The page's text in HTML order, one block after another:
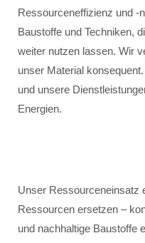
Ressourceneffizienz und -
Baustoffe und Techniken,
weiter nutzen lassen. Wir
unser Material
und unsere
Energien.
Unser Ressourceneinsatz
Ressourcen ersetzen –
und nachhaltige Baustoffe